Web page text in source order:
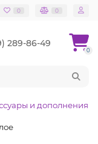
0 0
289-86-49
0
и дополнения